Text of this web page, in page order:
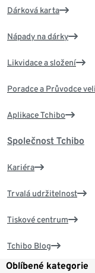
Dárková karta
Nápady na dárky
Likvidace a složení
Poradce a Průvodce
Aplikace Tchibo
Společnost Tchibo
Kariéra
Trvalá udržitelnost
Tiskové centrum
Tchibo Blog
Oblíbené kategorie